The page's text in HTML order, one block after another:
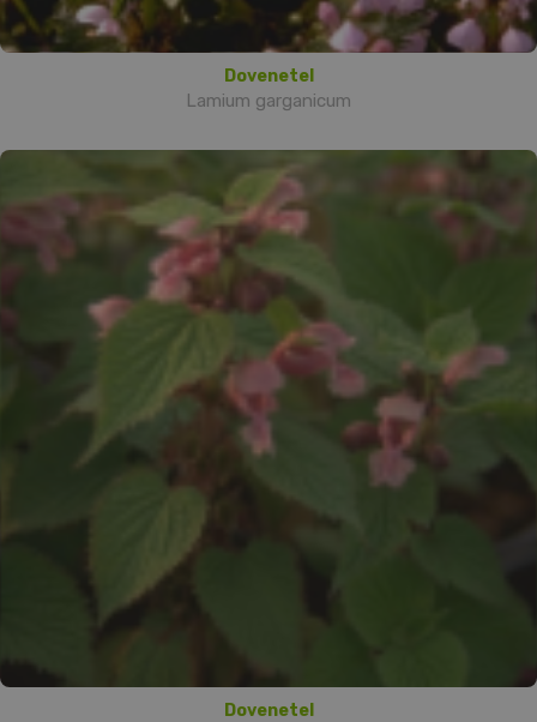
Dovenetel
Lamium garganicum
Dovenetel